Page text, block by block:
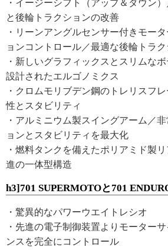
・イージーシフト（アップ＆ダウン
と後輪トラクションの改善
・リーンアングルセンサー付きモー
ョンコントロール／最適な後輪トラ
・新しいグラフィックスとスリムな
設計されたエルゴノミクス
・クロムモリブデン鋼のトレリスフ
性とスタビリティ
・アルミニウム製スイングアーム／
ョンとスタビリティを最大化
・燃料タンクを備えたポリアミド製
進の一体型構造
h3]701 SUPERMOTOと701
・驚異的なパワーウエイトレシオ
・先進の電子制御装置よりモーター
ンスを完全にコントロール